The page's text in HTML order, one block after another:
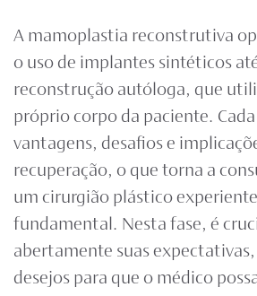
A mamoplastia reconstrutiva
o uso de implantes sintéticos
reconstrução autóloga, que
próprio corpo da paciente.
vantagens, desafios e
recuperação, o que torna a
um cirurgião plástico
fundamental. Nesta fase, é
abertamente suas
desejos para que o médico